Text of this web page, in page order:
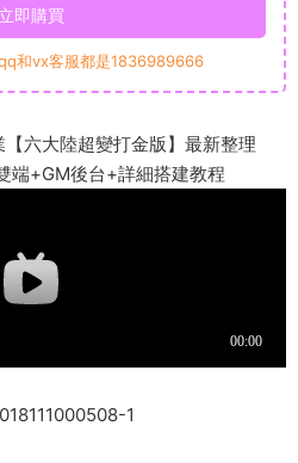
立即購買
和vx客服都是1836989666
六大陸超變打金版】最新整理
端+GM後台+詳細搭建教程